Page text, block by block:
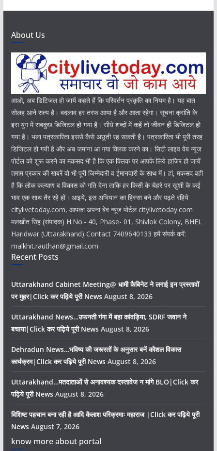
About Us
आओ, अब डिटिजल हो जायें कहते हैं कि परिवर्तन प्रकृति का नियम है। यह बात
सोलह आने सत्य है। बदलाव हर तरफ आया है और आता रहेगा। सूचना क्रांति के
इस युग में सबकुछ डिजिटल हो गया है। सीधे शब्दों में कहें तो जीवन ही डिजिटल हो
गया है। भला पत्रकारिता इससे कैसे अछूती रह सकती है। पत्रकारिता भी पूरी तरह
डिजिटल हो गयी है और अब जमाना आ गया क्लिक करने का। सिटी लाइव वेब न्यूज
पोर्टल को शुरू करने का मकसद भी है कि एक क्लिक पर आपके लिये हाजिर हो जायें
तमाम प्रकार की खबरें वो भी पूरी जिम्मेदारी व ईमानदारी के साथ में। हां, मकसद वही
है कि लोक कल्याण व विकास को गति देना ताकि हर किसी के चेहरे पर खुशी के कई
भाव एक साथ तैर रहे हों। आइये, इस अभियान का हिस्सा बने और पढ़ते रहिये
citylivetoday.com, आपका अपना बेव न्यूज पोर्टल citylivetoday.com
मलखीत सिंह (संपादक) H.No.- 40, Phase- 01, Shivlok Colony, BHEL
Haridwar (Uttarakhand) Contact 7409640133 हमें संपर्क करें:
malkhit.rauthan@gmail.com
Recent Posts
Uttarakhand Cabinet Meeting@ धामी कैबिनेट ने लगाई इन प्रस्तावों
पर मुहर|Click कर पढ़िये पूरी News August 8, 2026
Uttarakhand News…उफनती गंगा में बहा कांवड़िया, SDRF जवान ने
बचाया|Click कर पढ़िये पूरी News August 8, 2026
Dehradun News…भविष्य की जरूरतों के अनुसार बनें कौशल विकास
कार्यक्रम|Click कर पढ़िये पूरी News August 8, 2026
Uttarakhand…मतदाताओं से अनावश्यक दस्तावेज न मांगे BLO|Click कर
पढ़िये पूरी News August 8, 2026
विशिष्ट पहचान बना रही है आदि कैलाश परिक्रमाः महाराज |Click कर पढ़िये पूरी
News August 7, 2026
know more about portal